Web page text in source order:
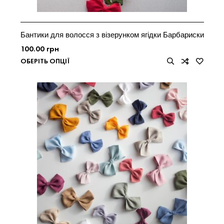
Бантики для волосся з візерунком ягідки Барбариски
100.00 грн
ОБЕРІТЬ ОПЦІЇ